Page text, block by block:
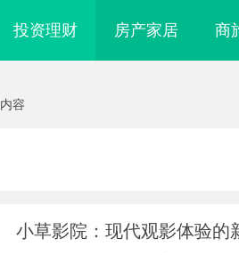
投资理财 房产家居 商
容
小草影院：现代观影体验的